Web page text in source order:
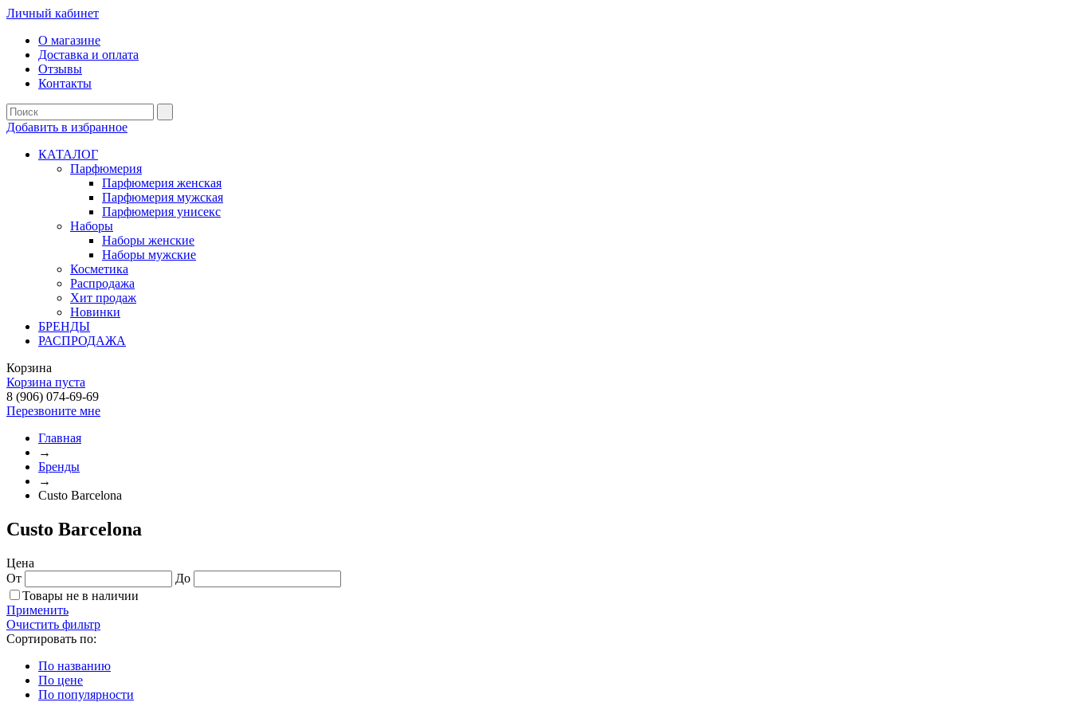
Личный кабинет
О магазине
Доставка и оплата
Отзывы
Контакты
Добавить в избранное
КАТАЛОГ
Парфюмерия
Парфюмерия женская
Парфюмерия мужская
Парфюмерия унисекс
Наборы
Наборы женские
Наборы мужские
Косметика
Распродажа
Хит продаж
Новинки
БРЕНДЫ
РАСПРОДАЖА
Корзина
Корзина пуста
8 (906) 074-69-69
Перезвоните мне
Главная
→
Бренды
→
Custo Barcelona
Custo Barcelona
Цена
От
До
Товары не в наличии
Применить
Очистить фильтр
Сортировать по:
По названию
По цене
По популярности